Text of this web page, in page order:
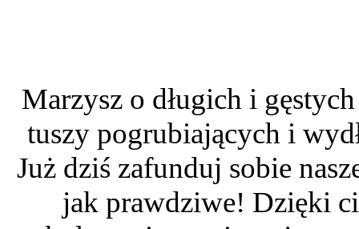
Marzysz o długich i
tuszy pogrubiających i
Już dziś zafunduj sobie
jak prawdziwe! Dzięki